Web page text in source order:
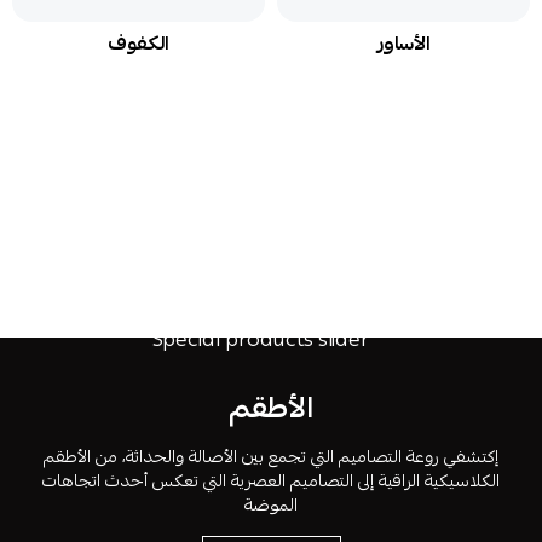
الأساور الكفوف
الأطقم
إكتشفي روعة التصاميم التي تجمع بين الأصالة والحداثة، من الأطقم
الكلاسيكية الراقية إلى التصاميم العصرية التي تعكس أحدث اتجاهات
الموضة